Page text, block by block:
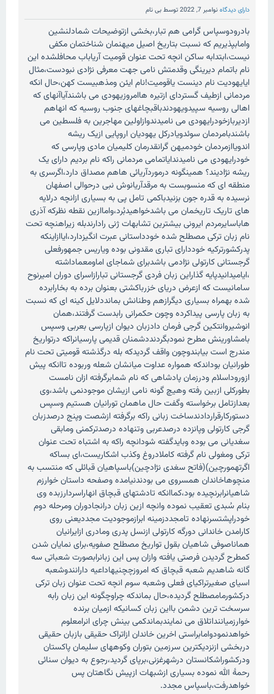
دارای دیدگاهنوامبر 7, 2022 توسطبی نام
بادرودوسپاس گرامی هم تبار،بخشی ازتوضیحات شمادلنشین
وامابپذیریم که نسبت بتاریخ اصیل میهنمان شناختمان مکفی
نیست،ابتدابه ساکن انچه تحت عنوان قومیت آریاباب محافلشده این
نام باتمام دیرینگی وقدمتش نامی جهت معرفی نژادی نبودست،مثال
ایایهودیت نام دینست یاقومیت!نام ایئن ومذهبیست کهن،حال انکه
مردمانی ازطیف گستردای ازتیره هاامروزیهودی می باشندآیاآنهای که
اهالی روسیه سپیدویهودندباقبچاغهای جنوب روسیه که انهاهم
ازدیربازخودرایهودی می نامیدندوازاولین مهاجرین به فلسطین می
باشندبامردمان سوئدویادرکل یهودیان اروپایی ازیک ریشه
اندویاازمردمان خودمیهن گرانقدرمان کلیمیان مادی وپارسی که
خودرایهودی می نامیدندایاتمامی مردمانی راکه نام بردیم دارای یک
ریشه نژادیند؟ همینگونه درموردآریائی هاهم مصداق دارد،اگرسری به
منطقه ای که منسوبست به مرقدآریانوش نبی درحوالی اصفهان
نرسیده به قدره جون بزنیدباکمی تامل پی به بسیاری ازانچه درلایه
های تاریک تاریخمان می باشدخواهیدبُرد،واماازین نقطه نظرکه آذری
هاباسایرمردم ایرونی بیشترین تشابهات ژنی رادارندبله زیراهنچه تحت
نام زبان ترکی مصطلح شده خودداستانی عبرت انگیزدارد،ایاازاینکه
پدرکشورترکیه خوددارای تباری مقدونی بوده ویاریس جمهورفعلی
گرجستانی کارتولی نژادمی باشدبرای شماجای اماومعماداشته
،ایامیدانیدپایه گذاراین زبان فردی گرجستانی تبارازاسرای دوران امیرنوح
سامانیست که ازعرض دریای خزرباکشتی بعنوان برده به بخارابرده
شده بهمراه بسیاری دیگرازهم وطنانش بمانددلایل کینه ای که نسبت
به زبان پارسی پیداکرده وچون حکمرانی رابدست گرفتند،همان
انوشیروانتکین گرجی فرمان دادزبان دیوان ازپارسی بعربی وسپس
بامشاورینش مطرح نمودبگردنددشمنان قدیمی پارسیانراکه درتواریخ
مندرج است بیابندوچون واقف گردیدکه بله درگذشته قومیتی تحت نام
طورانیان بوداندکه همواره عداوت میانشان شعله وربوده تاانکه پیش
ازوروداسلام ودرزمان پادشاهی که نام شمابرگرفته ازان نامست
بطورکلی ازبین رفته وهیچ گونه نامی ازیشان موجودنمی باشد،وی
بعدازتامل برخواسته وگفت حال ماهمان تورانیان هستیم وسپس
دستورکارقراردادندساخت زبانی راکه برگرفته ازشصت وپنج درصدزبان
گرجی کارتولی وپانزده درصدعربی وتنهاده درصدترکمنی ومابقی
سغدیانی می بوده وبایدگفته شودانچه راکه به اشتباه تحت عنوان
ترکی ومغولی نام گرفته کاملادروغ وکذب اشکاریست،ای بساکه
اگرتهمورچین)(فاتح سغدی نژادچین)باسپاهیان قبائلی که منتسب به
منچوهاخاندان همسروی می بودندنیامده وصفحه داستان خوارزم
شاهیانرابرنچیده بود،کماانکه تادشتهای قبچاق انهاراسردارزبده وی
بنام سُبدی تعقیب نموده وانچه ازین زبان درانجادوران ومرحله دوم
خودراپشتسرنهاده تامجددزمینه ابرازموجودیت مجددیعنی روی
کارامدن خاندانی دورگه کارتولی ازنسل پدری ومادری ازایرانیان
هماناصوفی شاهیان بقول تواریخ مصطلح صفویه،برای نمایان شدن
کمطرح گردیدن فرصتی یافته وازان پس این زبانرابصورت شعباتی سه
گانه شاهدیم شعبه قبچاق که امروزچچنیهاداعیه دارانندوشعبه
اسیای صغیرتراکیای فعلی وشعبه سوم انچه تحت عنوان زبان ترکی
درکشورمامصطلح گردیده،حال بماندکه چراوچگونه این زبان رابه
سرسخت ترین دشمن بااین زبان کسانیکه ازمیان برنده
خوارزمیاننداتلاق می نمایندبماندکمی بینش چرای انرامعلوم
خواهدنمودوامابراستی اخرین خاندان ازاتراک حقیقی بازبان حقیقی
دربخشی ازنزدیکترین سرزمین بتوران وکوههای سلیمان پاکستان
ودرکشوراشکانستان درشهرغزنی،برپای گردید،رجوع به دیوان سنائی
رحمۀ الله نموده بسیاری ازشبهات ازپیش نگاهتان پس
خواهدرفت،باسپاس مجدد.